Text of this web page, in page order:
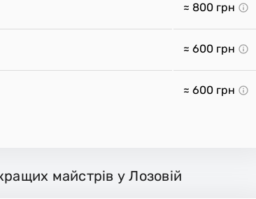
≈ 800 грн
≈ 600 грн
≈ 600 грн
майстрів у Лозовій